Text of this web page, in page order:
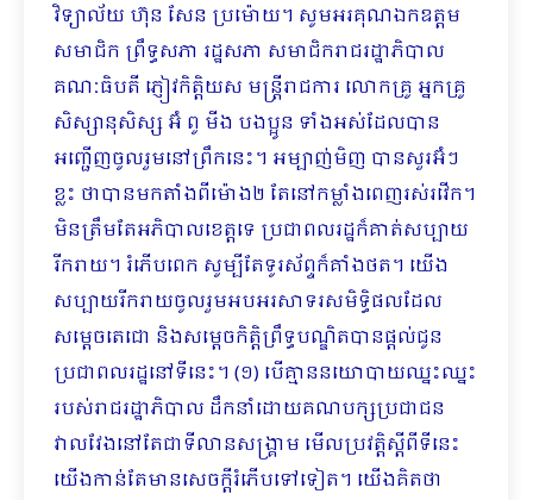
វិទ្យាល័យ ហ៊ុន សែន ប្រម៉ោយ។ សូមអរគុណឯកឧត្តម
សមាជិក ព្រឹទ្ធសភា រដ្ឋសភា សមាជិករាជរដ្ឋាភិបាល
គណៈធិបតី ភ្ញៀវកិត្តិយស មន្ត្រីរាជការ លោកគ្រូ អ្នកគ្រូ
សិស្សានុសិស្ស អ៊ំ ពូ មីង បងប្អូន ទាំងអស់ដែលបាន
អញ្ជើញចូលរួមនៅព្រឹកនេះ។ អម្បាញ់មិញ បានសួរអ៊ំៗ
ខ្លះ ថាបានមកតាំងពីម៉ោង២ តែនៅកម្លាំងពេញរស់រវើក។
មិនត្រឹមតែអភិបាលខេត្តទេ ប្រជាពលរដ្ឋក៏គាត់សប្បាយ
រីករាយ។ រំភើបពេក សូម្បីតែទូរស័ព្ទក៏គាំងថត។ យើង
សប្បាយរីករាយចូលរួមអបអរសាទរសមិទ្ធិផលដែល
សម្ដេចតេជោ និងសម្ដេចកិត្តិព្រឹទ្ធបណ្ឌិតបានផ្ដល់ជូន
ប្រជាពលរដ្ឋនៅទីនេះ។ (១) បើគ្មាននយោបាយឈ្នះឈ្នះ
របស់រាជរដ្ឋាភិបាល ដឹកនាំដោយគណបក្សប្រជាជន
វាលវែងនៅតែជាទីលានសង្គ្រាម មើលប្រវត្តិស្តីពីទីនេះ
យើងកាន់តែមានសេចក្ដីរំភើបទៅទៀត។ យើងគិតថា